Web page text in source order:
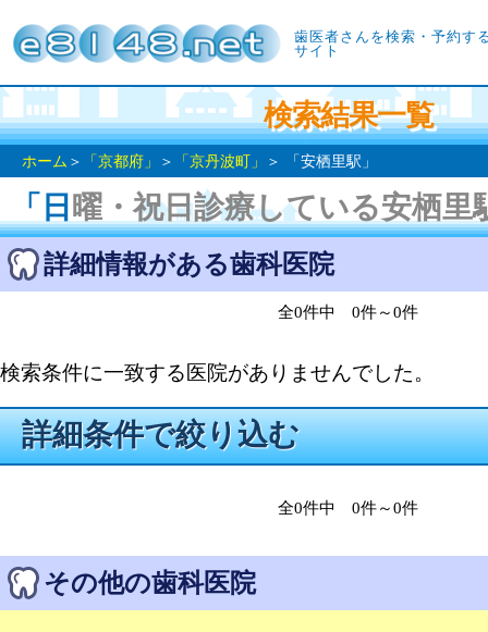
歯医者さんを検索・予約す
サイト
検索結果一覧
ホーム ＞ 「京都府」 ＞ 「京丹波町」 ＞ 「安栖里駅」
「日曜・祝日診療している安栖里
詳細情報がある歯科医院
全0件中 0件～0件
検索条件に一致する医院がありませんでした。
詳細条件で絞り込む
全0件中 0件～0件
その他の歯科医院